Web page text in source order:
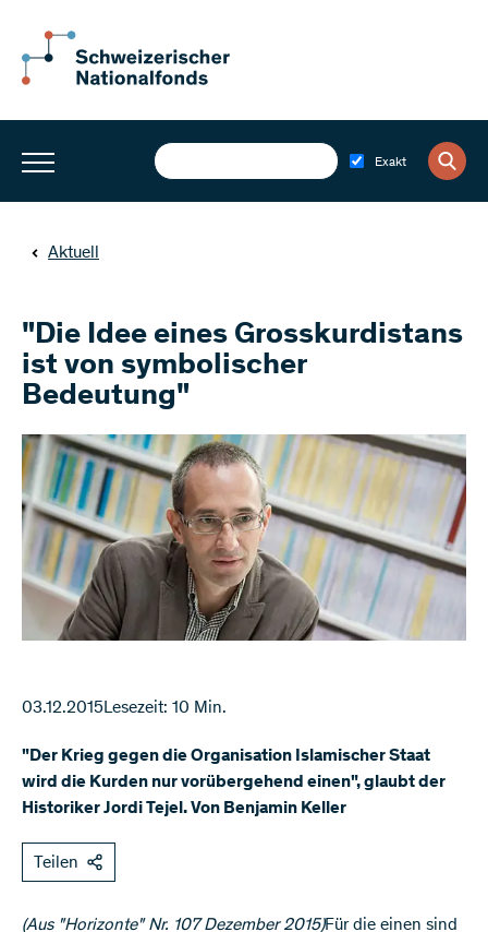
Exakt
Aktuell
"Die Idee eines Grosskurdistans
ist von symbolischer
Bedeutung"
03.12.2015Lesezeit: 10 Min.
"Der Krieg gegen die Organisation Islamischer Staat
wird die Kurden nur vorübergehend einen", glaubt der
Historiker Jordi Tejel. Von Benjamin Keller
Teilen
(Aus "Horizonte" Nr. 107 Dezember 2015)Für die einen sind